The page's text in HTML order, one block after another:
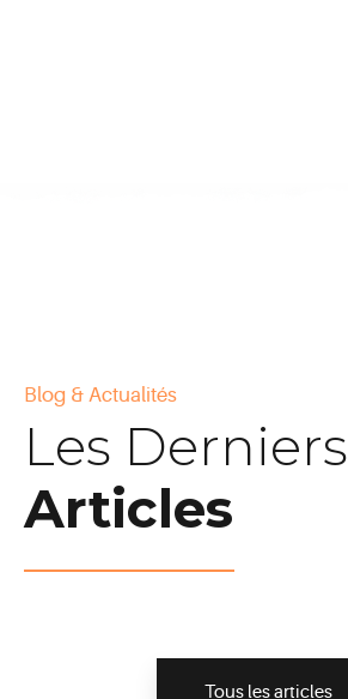
Blog & Actualités
Les Derniers
Articles
Tous les articles